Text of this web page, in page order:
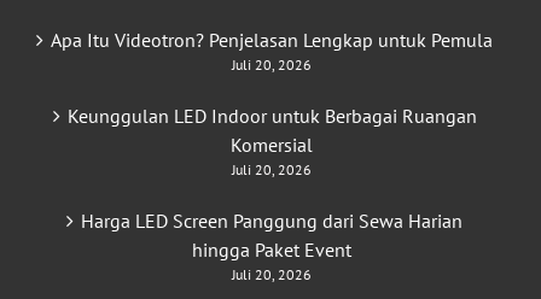
Apa Itu Videotron? Penjelasan Lengkap untuk Pemula
Juli 20, 2026
Keunggulan LED Indoor untuk Berbagai Ruangan
Komersial
Juli 20, 2026
Harga LED Screen Panggung dari Sewa Harian
hingga Paket Event
Juli 20, 2026